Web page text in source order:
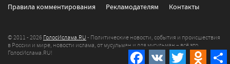
Facebook
VK Twitter
Правила комментирования
Рекламодателям Контакты
© 2011 - 2026 ГолосИслама.RU - Политические новости, события и происшествия
в России и мире, новости ислама, от мусульман и для мусульман – всё это
ГолосИслама.RU!